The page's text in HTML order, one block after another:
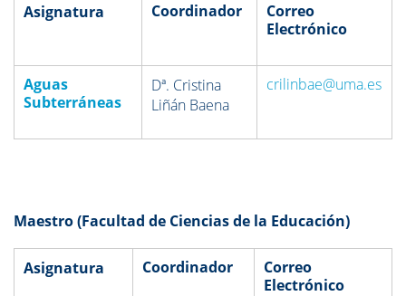
Asignatura Coordinador
Correo
Electrónico
Aguas
Subterráneas
Dª. Cristina
Liñán Baena
crilinbae@uma.es
Maestro (Facultad de Ciencias de la Educación)
Asignatura Coordinador
Correo
Electrónico